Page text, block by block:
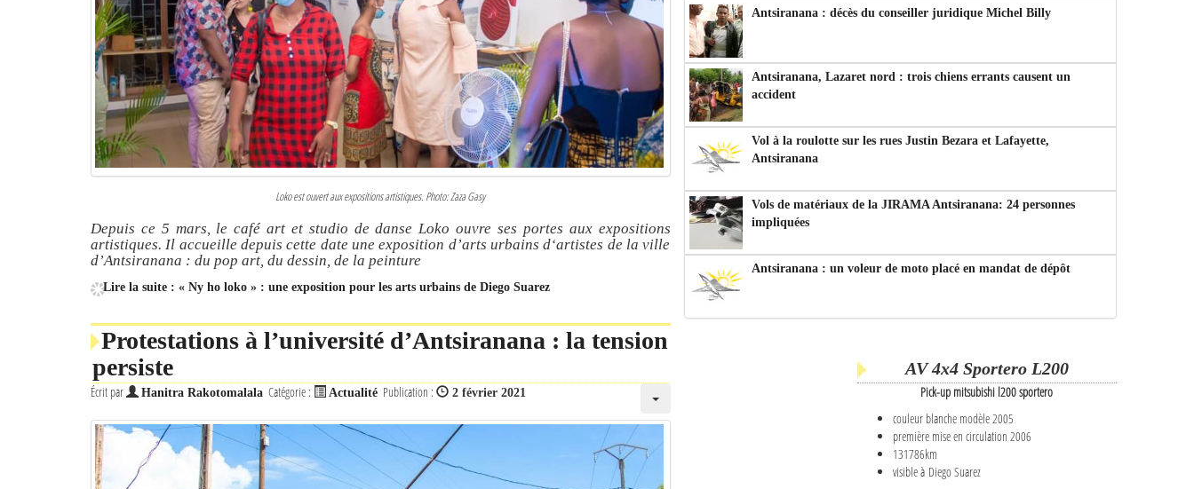
Loko est ouvert aux expositions artistiques. Photo: Zaza Gasy
Depuis ce 5 mars, le café art et studio de danse Loko ouvre ses portes aux expositions
artistiques. Il accueille depuis cette date une exposition d’arts urbains d‘artistes de la ville
d’Antsiranana : du pop art, du dessin, de la peinture
Lire la suite : « Ny ho loko » : une exposition pour les arts urbains de Diego Suarez
Protestations à l’université d’Antsiranana : la tension
persiste
Écrit par Hanitra Rakotomalala Catégorie : Actualité Publication : 2 février 2021
Antsiranana : décès du conseiller juridique Michel Billy
Antsiranana, Lazaret nord : trois chiens errants causent un
accident
Vol à la roulotte sur les rues Justin Bezara et Lafayette,
Antsiranana
Vols de matériaux de la JIRAMA Antsiranana: 24 personnes
impliquées
Antsiranana : un voleur de moto placé en mandat de dépôt
AV 4x4 Sportero L200
Pick-up mitsubishi l200 sportero
couleur blanche modèle 2005
première mise en circulation 2006
131786km
visible à Diego Suarez